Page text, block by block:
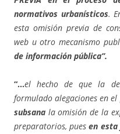
normativos urbanísticos.
esta omisión previa de
web u otro mecanismo
de información pública”.
“…el hecho de que la
formulado alegaciones en
subsana la omisión de la
preparatorios, puesen esta